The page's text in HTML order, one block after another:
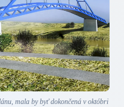
mala by byť dokončená v októbri